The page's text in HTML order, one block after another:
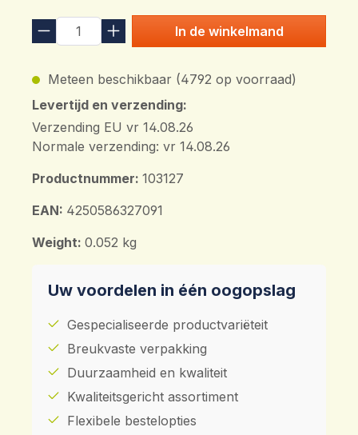
In de winkelmand
Meteen beschikbaar (4792 op voorraad)
Levertijd en verzending:
Verzending EU vr 14.08.26
Normale verzending: vr 14.08.26
Productnummer: 103127
EAN: 4250586327091
Weight: 0.052 kg
Uw voordelen in één oogopslag
Gespecialiseerde productvariëteit
Breukvaste verpakking
Duurzaamheid en kwaliteit
Kwaliteitsgericht assortiment
Flexibele bestelopties